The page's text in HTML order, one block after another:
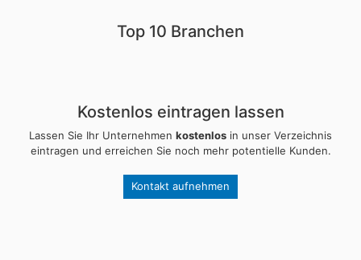
Top 10 Branchen
Kostenlos eintragen lassen
Lassen Sie Ihr Unternehmen kostenlos in unser Verzeichnis
eintragen und erreichen Sie noch mehr potentielle Kunden.
Kontakt aufnehmen